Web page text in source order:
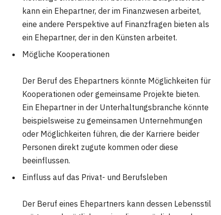
kann ein Ehepartner, der im Finanzwesen arbeitet,
eine andere Perspektive auf Finanzfragen bieten als
ein Ehepartner, der in den Künsten arbeitet.
Mögliche Kooperationen
Der Beruf des Ehepartners könnte Möglichkeiten für
Kooperationen oder gemeinsame Projekte bieten.
Ein Ehepartner in der Unterhaltungsbranche könnte
beispielsweise zu gemeinsamen Unternehmungen
oder Möglichkeiten führen, die der Karriere beider
Personen direkt zugute kommen oder diese
beeinflussen.
Einfluss auf das Privat- und Berufsleben
Der Beruf eines Ehepartners kann dessen Lebensstil